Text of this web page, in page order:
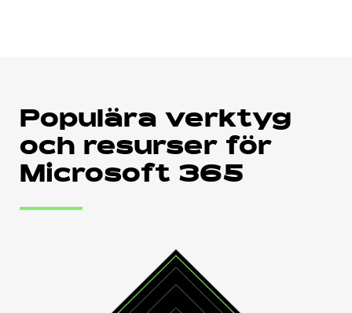
Populära verktyg
och resurser för
Microsoft 365